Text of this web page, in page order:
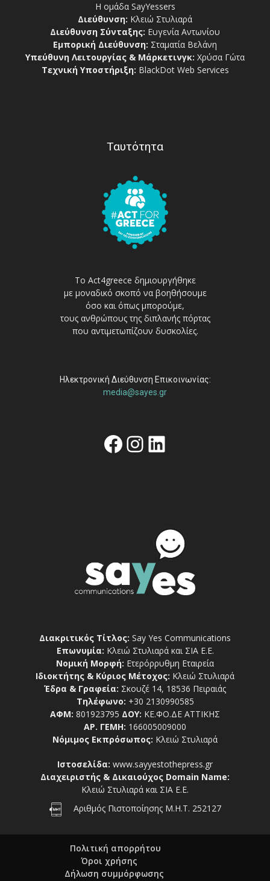
Η ομάδα SayYessers
Διεύθυνση: Κλειώ Στυλιαρά
Διεύθυνση Σύνταξης: Ευγενία Αντωνίου
Εμπορική Διεύθυνση: Σταματία Βελάνη
Υπεύθυνη Λειτουργίας & Μάρκετινγκ: Χρύσα Γώτα
Τεχνική Υποστήριξη: BlackDot Web Services
Ταυτότητα
Το Act4greece δημιουργήθηκε
με μοναδικό σκοπό να βοηθήσουμε
όσο και όπως μπορούμε,
τους ανθρώπους της διπλανής πόρτας
που αντιμετωπίζουν δυσκολίες.
Ηλεκτρονική Διεύθυνση Επικοινωνίας:
media@sayes.gr
Facebook
Instagram
Linkedin
Διακριτικός Τίτλος: Say Yes Communications
Επωνυμία: Κλειώ Στυλιαρά και ΣΙΑ Ε.Ε.
Νομική Μορφή: Ετερόρρυθμη Εταιρεία
Ιδιοκτήτης & Κύριος Μέτοχος: Κλειώ Στυλιαρά
Έδρα & Γραφεία: Σκουζέ 14, 18536 Πειραιάς
Τηλέφωνο: +30 2130990585
ΑΦΜ: 801923795 ΔΟΥ: ΚΕ.ΦΟ.ΔΕ ΑΤΤΙΚΗΣ
ΑΡ. ΓΕΜΗ: 166005009000
Νόμιμος Εκπρόσωπος: Κλειώ Στυλιαρά
Ιστοσελίδα: www.sayyestothepress.gr
Διαχειριστής & Δικαιούχος Domain Name:
Κλειώ Στυλιαρά και ΣΙΑ Ε.Ε.
Αριθμός Πιστοποίησης Μ.Η.Τ. 252127
Πολιτική απορρήτου
Όροι χρήσης
Δήλωση συμμόρφωσης